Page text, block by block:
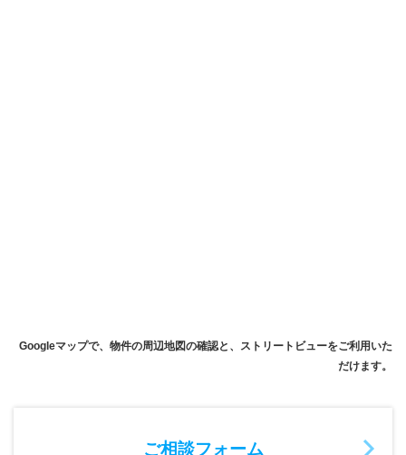
Googleマップで、物件の周辺地図の確認と、ストリートビューをご利用いた
だけます。
ご相談フォーム